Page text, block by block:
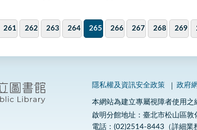
261 262 263 264 265 266 267 268 269
隱私權及資訊安全政策 政府
本網站為建立專屬視障者使用
啟明分館地址：臺北市松山區
電話：(02)2514-8443（詳細業